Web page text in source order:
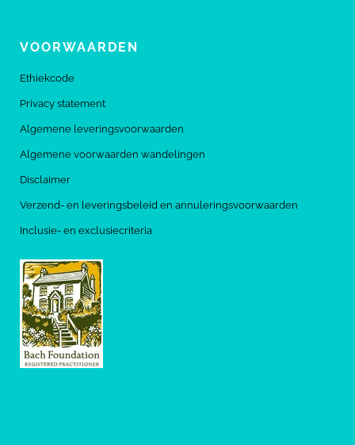
VOORWAARDEN
Ethiekcode
Privacy statement
Algemene leveringsvoorwaarden
Algemene voorwaarden wandelingen
Disclaimer
Verzend- en leveringsbeleid en annuleringsvoorwaarden
Inclusie- en exclusiecriteria